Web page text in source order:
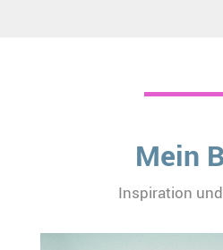
Mein
Inspiration